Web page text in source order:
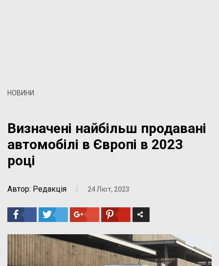
НОВИНИ
Визначені найбільш продавані
автомобілі в Європі в 2023
році
Автор: Редакція 24 Лют, 2023